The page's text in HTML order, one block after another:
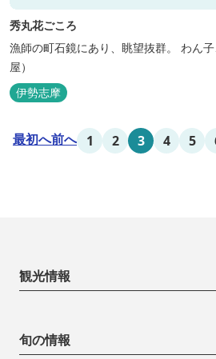
秀丸花ごころ
漁師の町石鏡にあり、眺望抜群。 わん
屋）
伊勢志摩
最初へ前へ 1 2 3 4 5
観光情報
旬の情報